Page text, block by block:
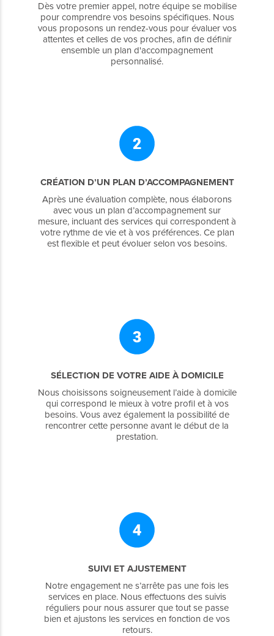
Dès votre premier appel, notre équipe se mobilise
pour comprendre vos besoins spécifiques. Nous
vous proposons un rendez-vous pour évaluer vos
attentes et celles de vos proches, afin de définir
ensemble un plan d'accompagnement
personnalisé.
CRÉATION D’UN PLAN D’ACCOMPAGNEMENT
Après une évaluation complète, nous élaborons
avec vous un plan d’accompagnement sur
mesure, incluant des services qui correspondent à
votre rythme de vie et à vos préférences. Ce plan
est flexible et peut évoluer selon vos besoins.
SÉLECTION DE VOTRE AIDE À DOMICILE
Nous choisissons soigneusement l’aide à domicile
qui correspond le mieux à votre profil et à vos
besoins. Vous avez également la possibilité de
rencontrer cette personne avant le début de la
prestation.
SUIVI ET AJUSTEMENT
Notre engagement ne s’arrête pas une fois les
services en place. Nous effectuons des suivis
réguliers pour nous assurer que tout se passe
bien et ajustons les services en fonction de vos
retours.